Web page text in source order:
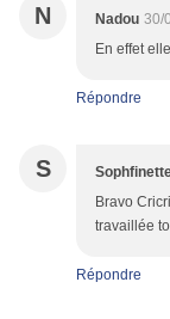
N Nadou 30/
En effet
Répondre
S
Bravo
travaillée
Répondre